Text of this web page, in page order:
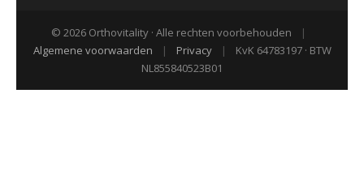
© 2026 Orthovitality · Alle rechten voorbehouden
|
Algemene voorwaarden
| Privacy |
KvK 64783197 · BTW
NL855840523B01